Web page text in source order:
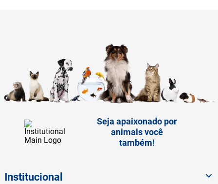
Seja apaixonado por
animais você
também!
Institucional